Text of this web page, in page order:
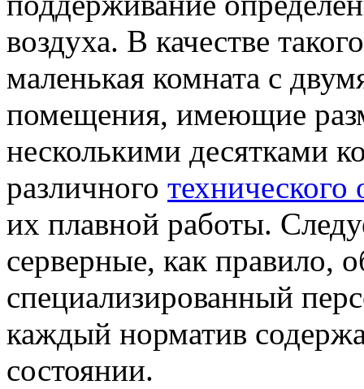
воздуха. В качестве
маленькая комната с
помещения, имеющие
несколькими десятками
различного технического
их плавной работы.
серверные, как правило,
специализированный
каждый норматив
состоянии.